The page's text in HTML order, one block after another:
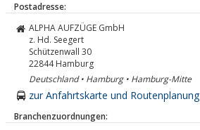
Postadresse:
ALPHA AUFZÜGE GmbH
z. Hd. Seegert
Schützenwall 30
22844 Hamburg
Deutschland • Hamburg • Hamburg-Mitte
zur Anfahrtskarte und Routenplanung
Branchenzuordnungen: